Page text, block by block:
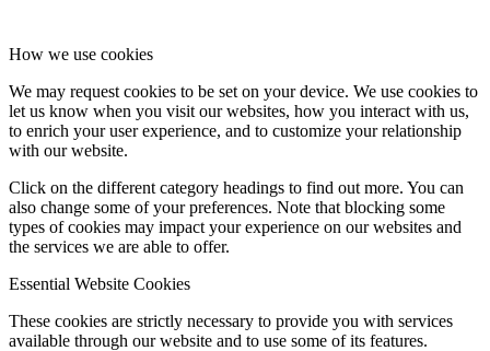
How we use cookies
We may request cookies to be set on your device. We use cookies to
let us know when you visit our websites, how you interact with us,
to enrich your user experience, and to customize your relationship
with our website.
Click on the different category headings to find out more. You can
also change some of your preferences. Note that blocking some
types of cookies may impact your experience on our websites and
the services we are able to offer.
Essential Website Cookies
These cookies are strictly necessary to provide you with services
available through our website and to use some of its features.